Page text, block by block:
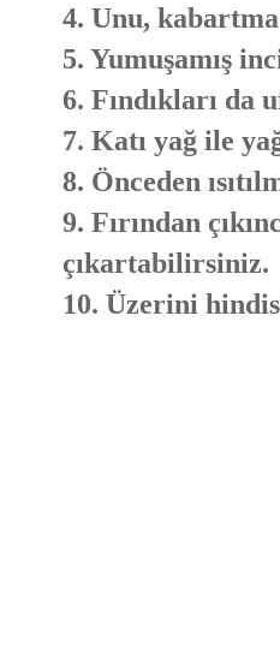
4. Unu,
5. Yumuşamış
6. Fındıkları da
7. Katı yağ ile
8. Önceden
9. Fırından
çıkartabilirsiniz.
10. Üzerini